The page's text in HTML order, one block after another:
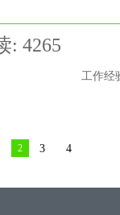
: 4265
工作经
2 3 4